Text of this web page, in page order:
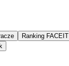
Ranking FACEIT